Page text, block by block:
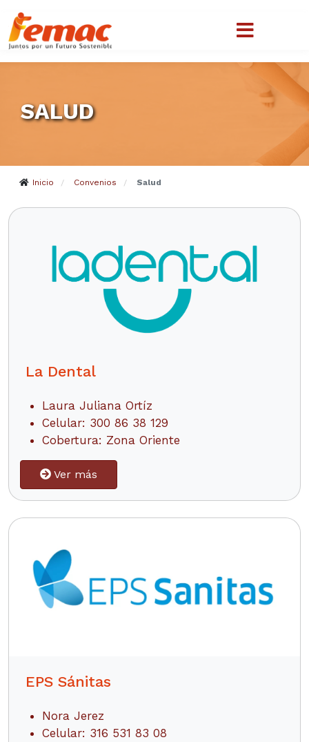
SALUD
Inicio / Convenios / Salud
La Dental
Laura Juliana Ortíz
Celular: 300 86 38 129
Cobertura: Zona Oriente
Ver más
EPS Sánitas
Nora Jerez
Celular: 316 531 83 08